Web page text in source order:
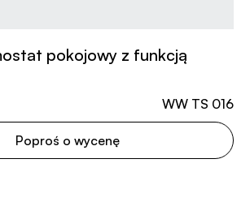
pokojowy z funkcją
WW TS 016
Poproś o wycenę